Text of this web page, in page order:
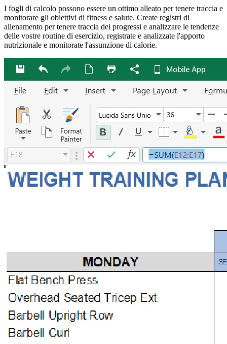
I fogli di calcolo possono essere un ottimo alleato per tenere traccia e
monitorare gli obiettivi di fitness e salute. Create registri di
allenamento per tenere traccia dei progressi e analizzare le tendenze
delle vostre routine di esercizio, registrate e analizzate l'apporto
nutrizionale e monitorate l'assunzione di calorie.